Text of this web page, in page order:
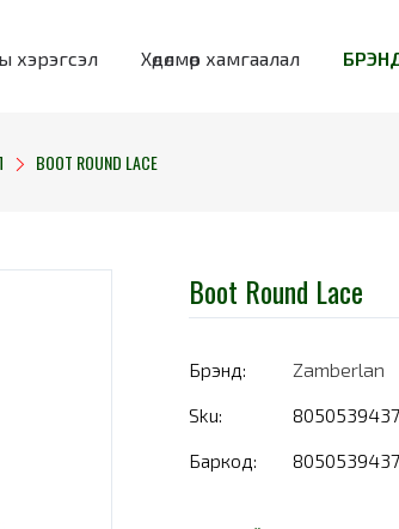
хэрэгсэл Хөдөлмөр хамгаалал
BOOT ROUND LACE
Boot Round Lace
Брэнд:
Zamberlan
Sku:
Баркод: